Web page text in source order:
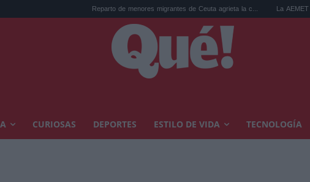
Reparto de menores migrantes de Ceuta agrieta la c... La AEMET prepara una
CURIOSAS DEPORTES ESTILO DE VIDA TECNOLOGÍA